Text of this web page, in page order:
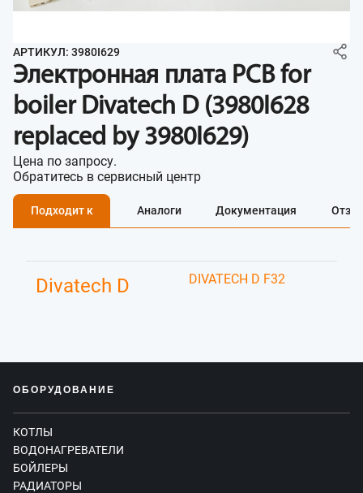
АРТИКУЛ: 3980I629
Электронная плата PCB for
boiler Divatech D (3980I628
replaced by 3980I629)
Цена по запросу.
Обратитесь в сервисный центр
Подходит к Аналоги Документация
Divatech D DIVATECH D F32
ОБОРУДОВАНИЕ
КОТЛЫ
ВОДОНАГРЕВАТЕЛИ
БОЙЛЕРЫ
РАДИАТОРЫ